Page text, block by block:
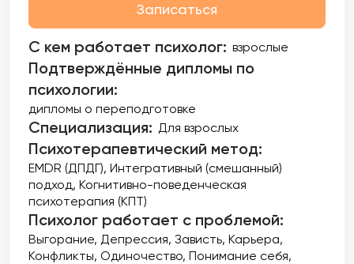
Записаться
С кем работает психолог: взрослые
Подтверждённые дипломы по
психологии:
дипломы о переподготовке
Специализация: Для взрослых
Психотерапевтический метод:
EMDR (ДПДГ) Интегративный (смешанный)
подход Когнитивно-поведенческая
психотерапия (КПТ)
Психолог работает с проблемой:
Выгорание Депрессия Зависть Карьера
Конфликты Одиночество Понимание себя